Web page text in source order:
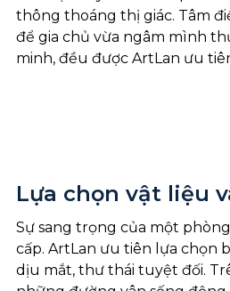
thông thoáng thị giác. Tâm
để gia chủ vừa ngâm mình
minh, đều được ArtLan ưu
Lựa chọn vật liệu
Sự sang trọng của một
cấp. ArtLan ưu tiên lựa chọn
dịu mắt, thư thái tuyệt đối.